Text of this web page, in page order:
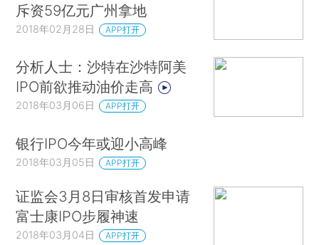
斥资59亿元广州拿地
2018年02月28日 APP打开
分析人士：沙特在沙特阿美
IPO前欲推动油价走高
2018年03月06日 APP打开
银行IPO今年或迎小高峰
2018年03月05日 APP打开
证监会3月8日审核首发申请
富士康IPO步履神速
2018年03月04日 APP打开